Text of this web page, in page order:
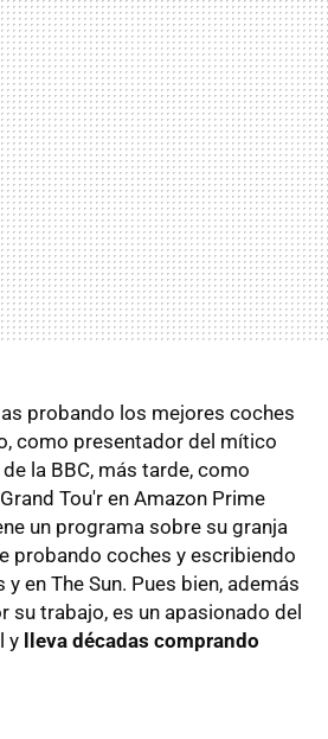
probando los mejores coches
como presentador del mítico
la BBC, más tarde, como
Tou'r en Amazon Prime
un programa sobre su granja
probando coches y escribiendo
y en The Sun. Pues bien, además
su trabajo, es un apasionado del
y
lleva décadas comprando